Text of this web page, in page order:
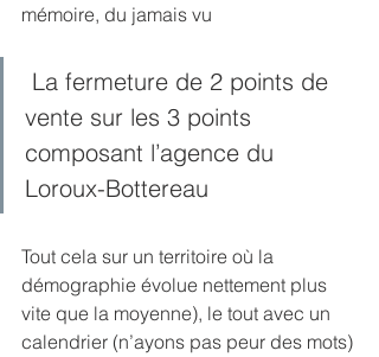
mémoire, du jamais vu
vente sur les 3 points
composant l’agence du
Loroux-Bottereau
Tout cela sur un territoire où la
démographie évolue nettement plus
vite que la moyenne), le tout avec un
calendrier (n’ayons pas peur des mots)